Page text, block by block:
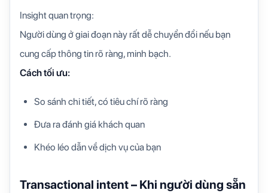
Insight quan trọng:
Người dùng ở giai đoạn này rất dễ chuyển đổi nếu bạn
cung cấp thông tin rõ ràng, minh bạch.
Cách tối ưu:
So sánh chi tiết, có tiêu chí rõ ràng
Đưa ra đánh giá khách quan
Khéo léo dẫn về dịch vụ của bạn
Transactional intent – Khi người dùng sẵn